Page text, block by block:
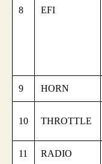
8 EFI
9 HORN
10 THROTTLE
11 RADIO